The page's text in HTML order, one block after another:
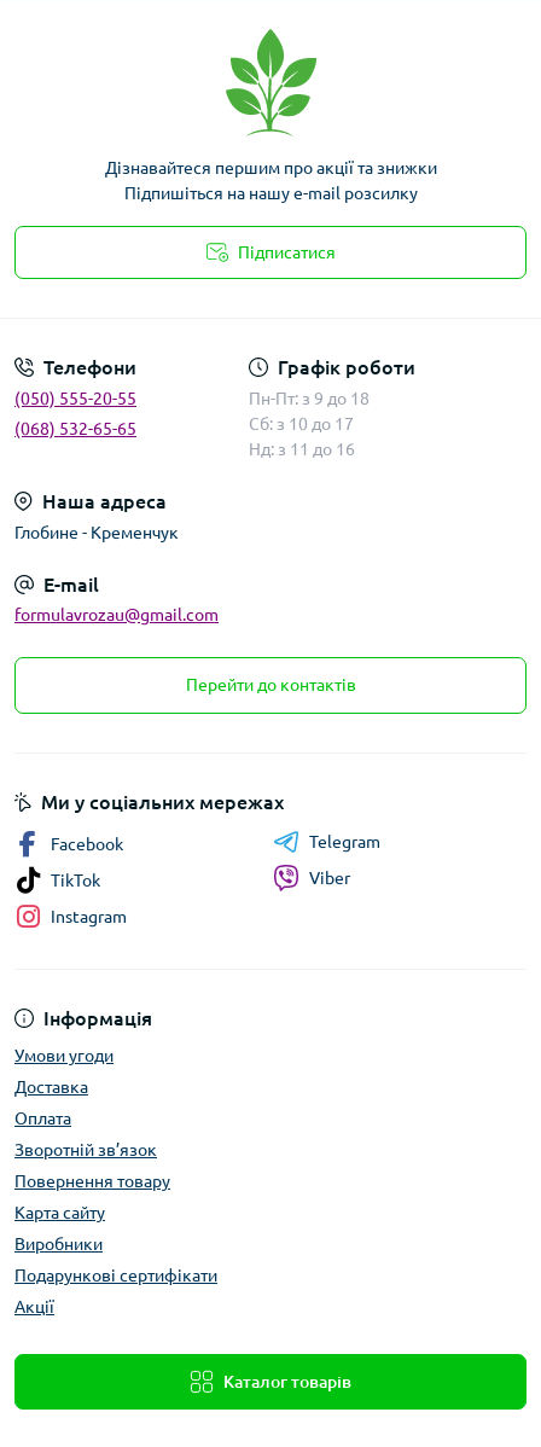
Дізнавайтеся першим про акції та знижки
Підпишіться на нашу e-mail розсилку
Підписатися
Телефони
(050) 555-20-55
(068) 532-65-65
Графік роботи
Пн-Пт: з 9 до 18
Сб: з 10 до 17
Нд: з 11 до 16
Наша адреса
Глобине - Кременчук
E-mail
formulavrozau@gmail.com
Перейти до контактів
Інформація
Умови угоди
Доставка
Оплата
Зворотній зв’язок
Повернення товару
Карта сайту
Виробники
Подарункові сертифікати
Акції
Каталог товарів
Ми у соціальних мережах
Facebook
TikTok
Instagram
Telegram
Viber